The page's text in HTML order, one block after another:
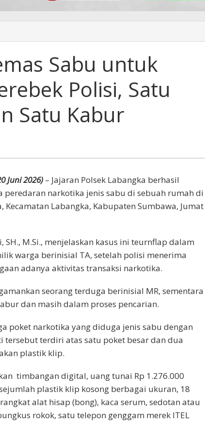
Sabu untuk
Polisi, Satu
Satu Kabur
Juni 2026) – Jajaran Polsek Labangka berhasil
narkotika jenis sabu di sebuah rumah di
Kecamatan Labangka, Kabupaten Sumbawa, Jumat
SH., M.Si., menjelaskan kasus ini teurnflap dalam
warga berinisial TA, setelah polisi menerima
adanya aktivitas transaksi narkotika.
seorang terduga berinisial MR, sementara
dan masih dalam proses pencarian.
poket narkotika yang diduga jenis sabu dengan
terdiri atas satu poket besar dan dua
plastik klip.
timbangan digital, uang tunai Rp 1.276.000
plastik klip kosong berbagai ukuran, 18
alat hisap (bong), kaca serum, sedotan atau
rokok, satu telepon genggam merek ITEL